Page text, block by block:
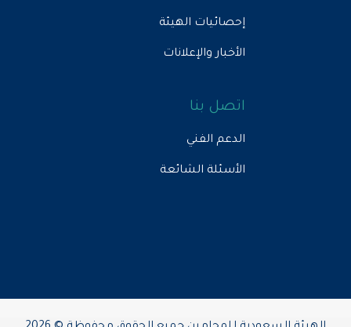
إحصائيات الهيئة
الأخبار والإعلانات
اتصل بنا
الدعم الفني
الأسئلة الشائعة